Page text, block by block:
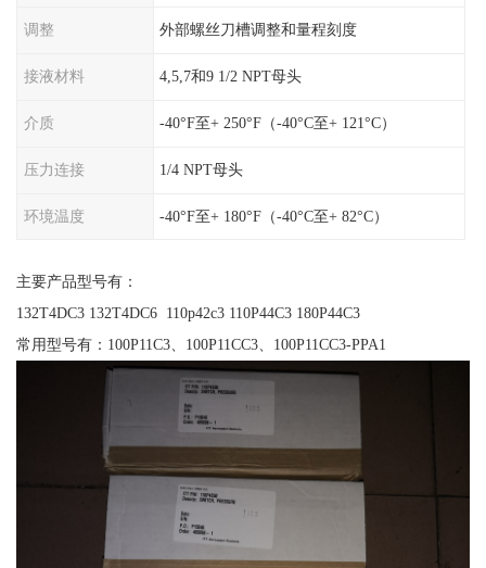
调整 外部螺丝刀槽调整和量程刻度
接液材料 4,5,7和9 1/2 NPT母头
介质 -40°F至+ 250°F（-40°C至+ 121°C）
压力连接 1/4 NPT母头
环境温度 -40°F至+ 180°F（-40°C至+ 82°C）
主要产品型号有：
132T4DC3 132T4DC6 110p42c3 110P44C3 180P44C3
常用型号有：100P11C3、100P11CC3、100P11CC3-PPA1